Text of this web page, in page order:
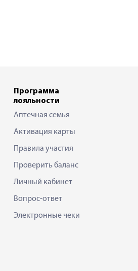
Программа
лояльности
Аптечная семья
Активация карты
Правила участия
Проверить баланс
Личный кабинет
Вопрос-ответ
Электронные чеки